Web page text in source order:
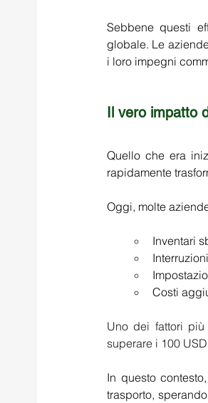
Sebbene questi
globale. Le
i loro impegni
Il vero impatto
Quello che era
rapidamente
Oggi, molte
Inventari
Costi
Uno dei fattori
superare i 100
In questo
trasporto,